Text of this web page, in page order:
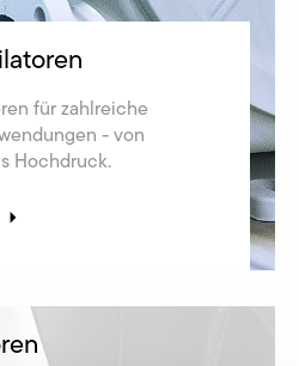
für zahlreiche
- von
Hochdruck.